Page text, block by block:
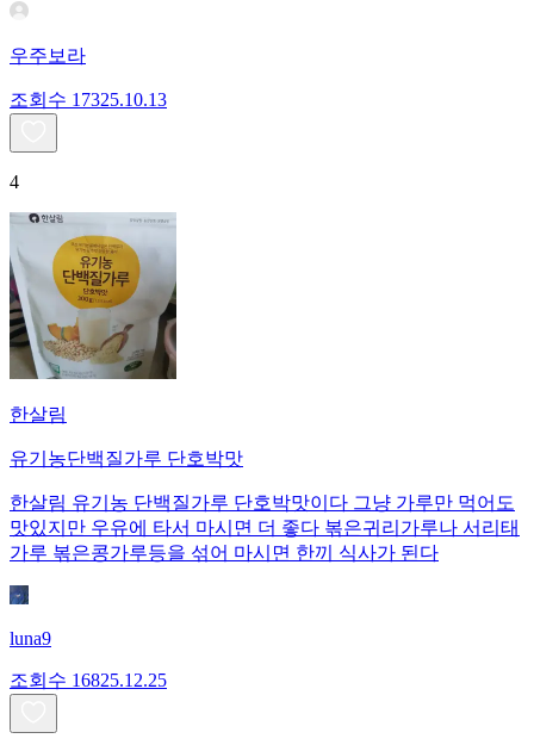
우주보라
조회수 17325.10.13
4
한살림
유기농단백질가루 단호박맛
한살림 유기농 단백질가루 단호박맛이다 그냥 가루만 먹어도
맛있지만 우유에 타서 마시면 더 좋다 볶은귀리가루나 서리태
가루 볶은콩가루등을 섞어 마시면 한끼 식사가 된다
luna9
조회수 16825.12.25